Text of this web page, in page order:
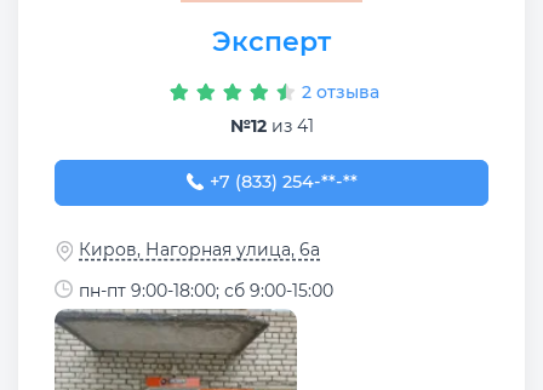
Эксперт
2 отзыва
№12из 41
+7 (833) 254-05-97
+7 (833) 254-**-**
Киров, Нагорная улица, 6а
пн-пт 9:00-18:00; сб 9:00-15:00